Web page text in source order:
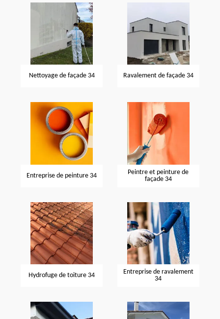
Nettoyage de façade 34 Ravalement de façade 34
Entreprise de peinture 34
Peintre et peinture de
façade 34
Hydrofuge de toiture 34
Entreprise de ravalement
34